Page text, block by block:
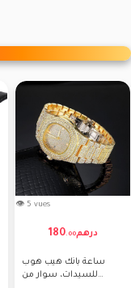
👁 5 vues
180. 00درهم
ساعة بانك هيب هوب
للسيدات، سوار من